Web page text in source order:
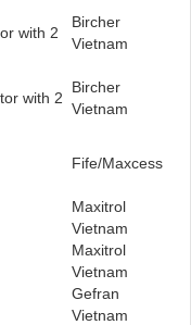
with 2
Bircher
Vietnam
with 2
Bircher
Vietnam
Fife/Maxcess
Maxitrol
Vietnam
Maxitrol
Vietnam
Gefran
Vietnam